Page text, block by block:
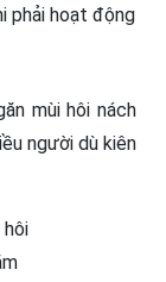
phải hoạt động
mùi hôi nách
người dù kiên
hôi